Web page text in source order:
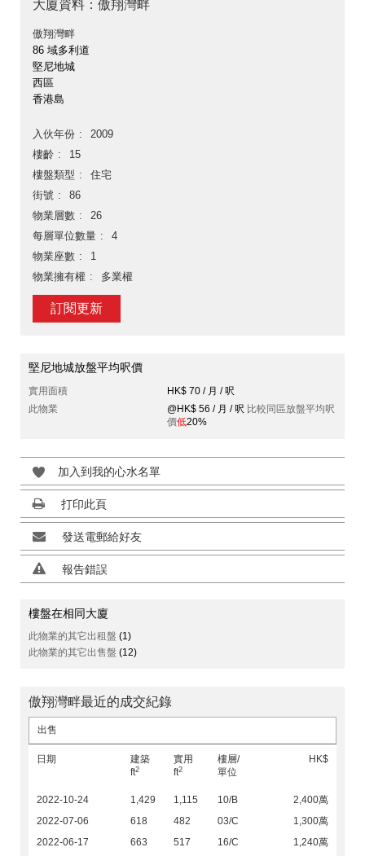
大廈資料：傲翔灣畔
傲翔灣畔
86 域多利道
堅尼地城
西區
香港島
入伙年份
2009
樓齡
15
樓盤類型
住宅
街號
86
物業層數
26
每層單位數量
4
物業座數
1
物業擁有權
多業權
訂閱更新
堅尼地城放盤平均呎價
實用面積
HK$ 70 / 月 / 呎
此物業
@HK$ 56 / 月 / 呎 比較同區放盤平均呎
價低20%
加入到我的心水名單
打印此頁
發送電郵給好友
報告錯誤
樓盤在相同大廈
此物業的其它出租盤 (1)
此物業的其它出售盤 (12)
傲翔灣畔最近的成交紀錄
出售
日期
建築
ft2
實用
ft2
樓層/
單位
HK$
2022-10-24 1,429 1,115 10/B
2,400萬
2022-07-06
618 482 03/C
1,300萬
2022-06-17
663 517 16/C
1,240萬